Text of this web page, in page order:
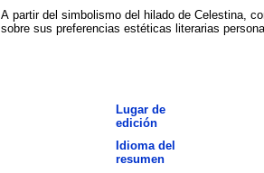
A partir del simbolismo del hilado de Celestina,
sobre sus preferencias estéticas literarias
Lugar de
edición
Idioma del
resumen